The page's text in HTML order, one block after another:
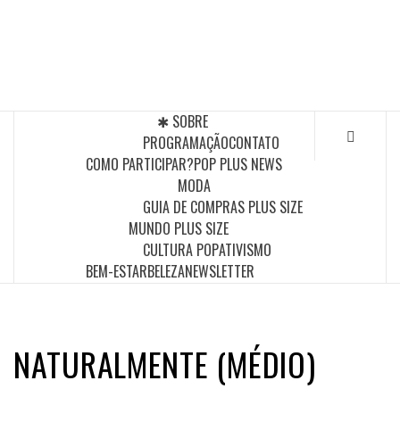
✱ SOBRE
PROGRAMAÇÃOCONTATO
COMO PARTICIPAR?POP PLUS NEWS
MODA
GUIA DE COMPRAS PLUS SIZE
MUNDO PLUS SIZE
CULTURA POPATIVISMO
BEM-ESTARBELEZANEWSLETTER
NATURALMENTE (MÉDIO)